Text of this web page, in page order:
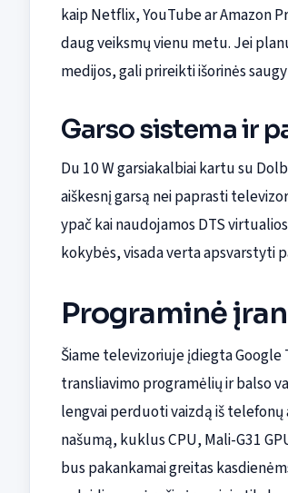
kaip Netflix, YouTube ar Amazon
daug veiksmų vienu metu. Jei
medijos, gali prireikti išorinės
Garso sistema ir
Du 10 W garsiakalbiai kartu su
aiškesnį garsą nei paprasti
ypač kai naudojamos DTS
kokybės, visada verta apsvarstyti
Programinė
Šiame televizoriuje įdiegta
transliavimo programėlių ir balso
lengvai perduoti vaizdą iš telefonų
našumą, kuklus CPU, Mali-G31
bus pakankamai greitas